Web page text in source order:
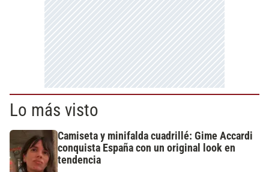
Lo más visto
Camiseta y minifalda cuadrillé: Gime Accardi
conquista España con un original look en
tendencia